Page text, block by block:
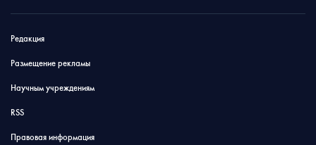
Редакция
Размещение рекламы
Научным учреждениям
RSS
Правовая информация